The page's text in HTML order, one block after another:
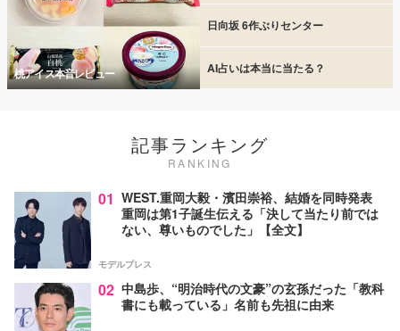
桃アイス本音レビュー
日向坂 6作ぶりセンター
AI占いは本当に当たる？
記事ランキング
RANKING
01 WEST.重岡大毅・濱田崇裕、結婚を同時発表
重岡は第1子誕生伝える「決して当たり前では
ない、尊いものでした」【全文】
モデルプレス
02 中島歩、“明治時代の文豪”の玄孫だった「教科
書にも載っている」名前も先祖に由来